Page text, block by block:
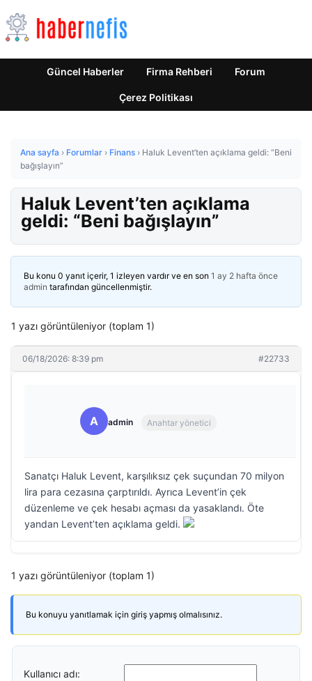
Güncel Haberler Firma Rehberi Forum
Çerez Politikası
Ana sayfa › Forumlar › Finans › Haluk Levent’ten açıklama geldi: “Beni
bağışlayın”
Haluk Levent’ten açıklama
geldi: “Beni bağışlayın”
Bu konu 0 yanıt içerir, 1 izleyen vardır ve en son 1 ay 2 hafta önce
admin tarafından güncellenmiştir.
1 yazı görüntüleniyor (toplam 1)
06/18/2026: 8:39 pm #22733
A admin Anahtar yönetici
Sanatçı Haluk Levent, karşılıksız çek suçundan 70 milyon
lira para cezasına çarptırıldı. Ayrıca Levent’in çek
düzenleme ve çek hesabı açması da yasaklandı. Öte
yandan Levent’ten açıklama geldi.
1 yazı görüntüleniyor (toplam 1)
Bu konuyu yanıtlamak için giriş yapmış olmalısınız.
Kullanıcı adı: